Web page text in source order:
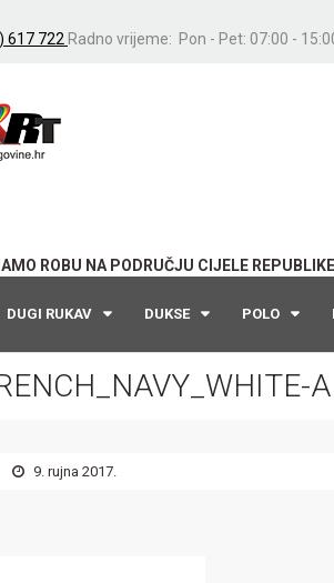
617 722 Radno vrijeme: Pon - Pet: 07:00 -
ROBU NA PODRUČJU CIJELE
DUGI RUKAV DUKSE POLO
A
9. rujna 2017.